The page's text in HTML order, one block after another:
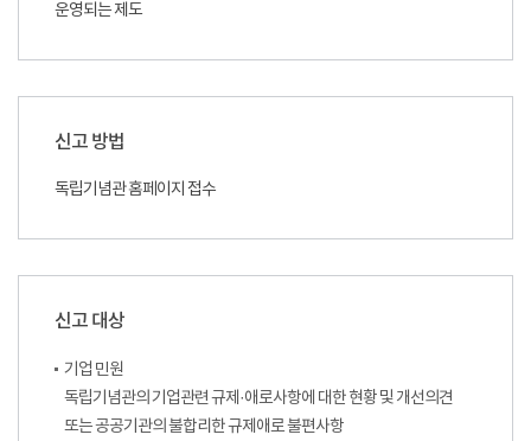
운영되는 제도
신고 방법
독립기념관 홈페이지 접수
신고 대상
기업 민원
독립기념관의 기업관련 규제·애로사항에 대한 현황 및 개선의견
또는 공공기관의 불합리한 규제애로 불편사항